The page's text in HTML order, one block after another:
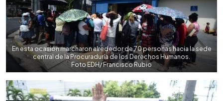
En esta ocasión marcharon alrededor de 70 personas hacia la sede
central de la Procuraduría de los Derechos Humanos.
Foto EDH/ Francisco Rubio